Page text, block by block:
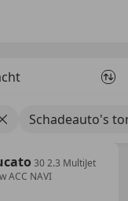
Schadeauto's
30 2.3 MultiJet
ACC NAVI